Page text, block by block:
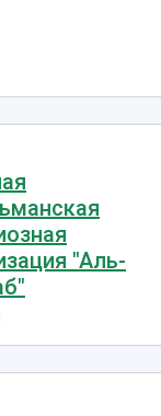
"Аль-